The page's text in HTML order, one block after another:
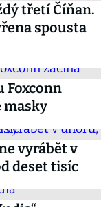
třetí Číňan.
spousta
Foxconn
masky
vyrábět v
deset tisíc